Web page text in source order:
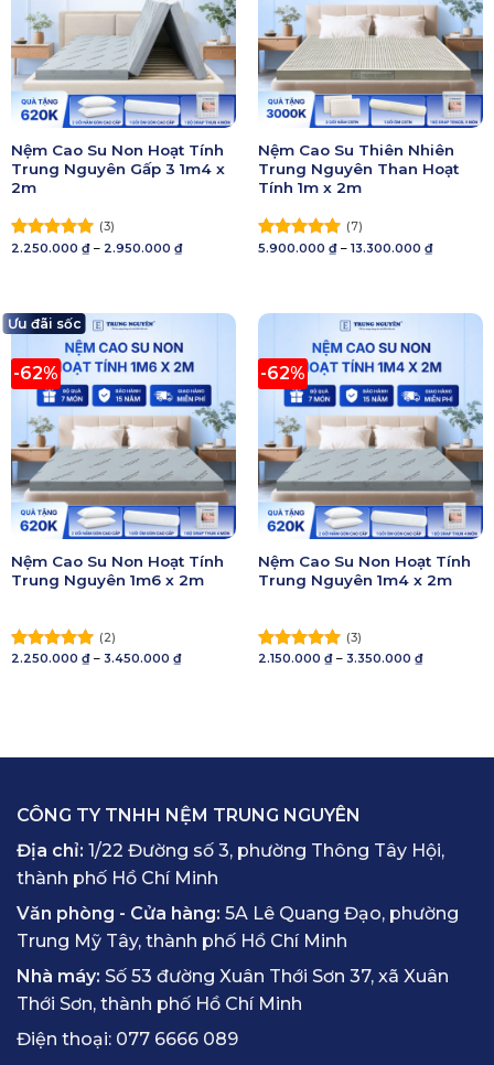
Nệm Cao Su Non Hoạt Tính
Trung Nguyên Gấp 3 1m4 x
2m
Được xếp
(3)
2.250.000 ₫ – 2.950.000 ₫Khoảng
giá:
Nệm Cao Su Thiên Nhiên
Trung Nguyên Than Hoạt
Tính 1m x 2m
Được xếp
(7)
5.900.000 ₫ – 13.300.000 ₫Khoảng
giá:
-62%
Ưu đãi sốc
Nệm Cao Su Non Hoạt Tính
Trung Nguyên 1m6 x 2m
Được xếp
(2)
2.250.000 ₫ – 3.450.000 ₫Khoảng
giá:
-62%
Nệm Cao Su Non Hoạt Tính
Trung Nguyên 1m4 x 2m
Được xếp
(3)
2.150.000 ₫ – 3.350.000 ₫Khoảng
giá:
CÔNG TY TNHH NỆM TRUNG NGUYÊN
Địa chỉ: 1/22 Đường số 3, phường Thông Tây Hội,
thành phố Hồ Chí Minh
Văn phòng - Cửa hàng: 5A Lê Quang Đạo, phường
Trung Mỹ Tây, thành phố Hồ Chí Minh
Nhà máy: Số 53 đường Xuân Thới Sơn 37, xã Xuân
Thới Sơn, thành phố Hồ Chí Minh
Điện thoại: 077 6666 089